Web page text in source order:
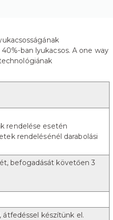
ban lyukacsos. A one way
rendelése esetén
rendelésénél darabolási
befogadását követően 3
készítünk el.